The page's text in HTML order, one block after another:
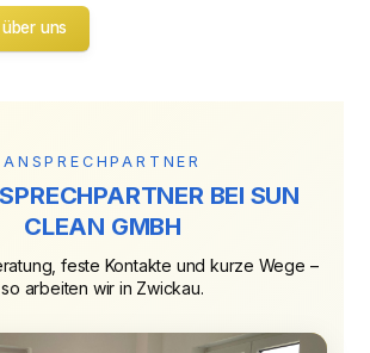
uns
ANSPRECHPARTNER
BEI SUN
CLEAN GMBH
feste Kontakte und kurze Wege –
so arbeiten wir in Zwickau.